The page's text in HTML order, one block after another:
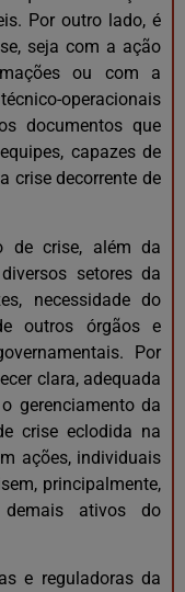
Por outro lado, é
seja com a ação
ou com a
operacionais
documentos que
capazes de
crise decorrente de
de crise, além da
setores da
necessidade do
outros órgãos e
Por
clara, adequada
gerenciamento da
crise eclodida na
ações, individuais
principalmente,
ativos do
e reguladoras da